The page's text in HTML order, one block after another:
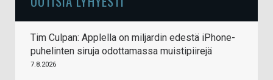
Tim Culpan: Applella on miljardin edestä iPhone-
puhelinten siruja odottamassa muistipiirejä
7.8.2026